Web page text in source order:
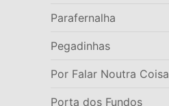
Parafernalha
Pegadinhas
Por Falar Noutra Coisa
Porta dos Fundos